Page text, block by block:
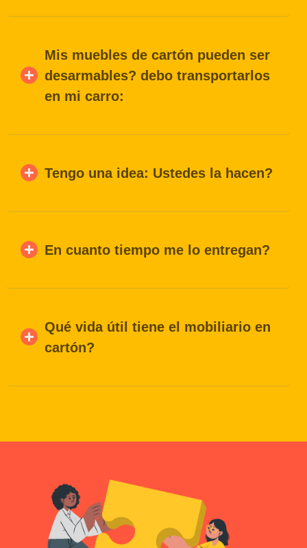
Mis muebles de cartón pueden ser
desarmables? debo transportarlos
en mi carro:
Tengo una idea: Ustedes la hacen?
En cuanto tiempo me lo entregan?
Qué vida útil tiene el mobiliario en
cartón?